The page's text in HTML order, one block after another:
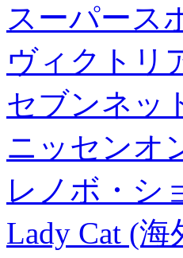
スーパース
ヴィクトリ
セブンネッ
ニッセンオ
レノボ・シ
Lady Cat (